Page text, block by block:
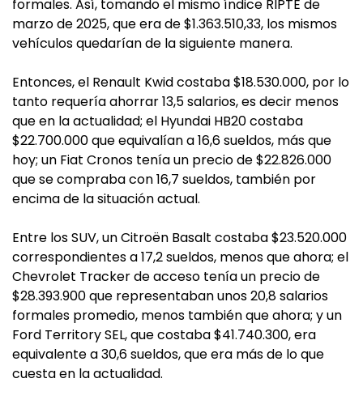
formales. Así, tomando el mismo índice RIPTE de
marzo de 2025, que era de $1.363.510,33, los mismos
vehículos quedarían de la siguiente manera.
Entonces, el Renault Kwid costaba $18.530.000, por lo
tanto requería ahorrar 13,5 salarios, es decir menos
que en la actualidad; el Hyundai HB20 costaba
$22.700.000 que equivalían a 16,6 sueldos, más que
hoy; un Fiat Cronos tenía un precio de $22.826.000
que se compraba con 16,7 sueldos, también por
encima de la situación actual.
Entre los SUV, un Citroën Basalt costaba $23.520.000
correspondientes a 17,2 sueldos, menos que ahora; el
Chevrolet Tracker de acceso tenía un precio de
$28.393.900 que representaban unos 20,8 salarios
formales promedio, menos también que ahora; y un
Ford Territory SEL, que costaba $41.740.300, era
equivalente a 30,6 sueldos, que era más de lo que
cuesta en la actualidad.